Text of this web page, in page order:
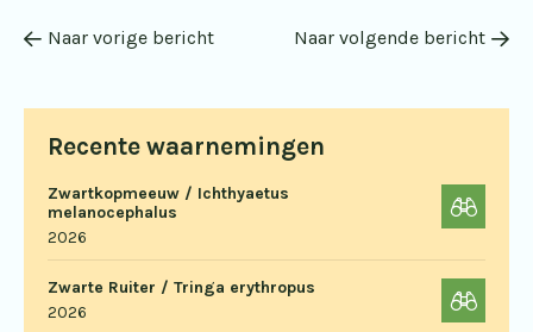
Recente waarnemingen
Zwartkopmeeuw / Ichthyaetus
melanocephalus
2026
Zwarte Ruiter / Tringa erythropus
2026
Naar vorige bericht Naar volgende bericht